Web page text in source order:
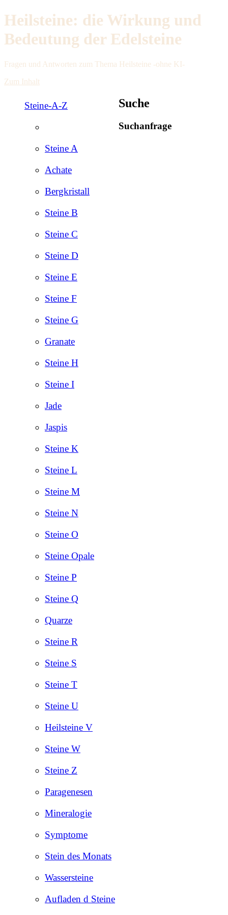
Heilsteine: die Wirkung und
Bedeutung der Edelsteine
Fragen und Antworten zum Thema Heilsteine -ohne KI-
Zum Inhalt
Steine-A-Z
Steine A
Achate
Bergkristall
Steine B
Steine C
Steine D
Steine E
Steine F
Steine G
Granate
Steine H
Steine I
Jade
Jaspis
Steine K
Steine L
Steine M
Steine N
Steine O
Steine Opale
Steine P
Steine Q
Quarze
Steine R
Steine S
Steine T
Steine U
Heilsteine V
Steine W
Steine Z
Paragenesen
Mineralogie
Symptome
Stein des Monats
Wassersteine
Aufladen d Steine
Suche
Suchanfrage